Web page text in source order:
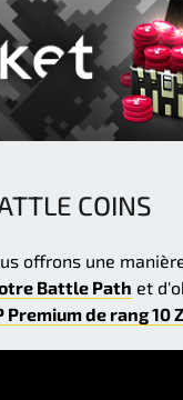
COINS
offrons une
Battle Path et
Premium de rang 10